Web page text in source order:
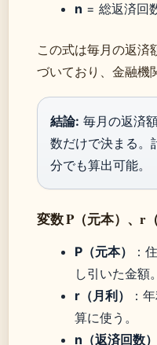
n = 総返済回
この式は毎月の返済
づいており、金融機
結論: 毎月の返済
数だけで決まる。
分でも算出可能。
変数 P（元本）、r
P（元本）
：
し引いた金額。
r（月利）
：
算に使う。
n（返済回数）